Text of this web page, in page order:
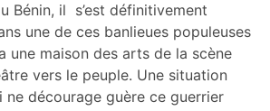
Bénin, il s’est définitivement
une de ces banlieues populeuses
une maison des arts de la scène
vers le peuple. Une situation
décourage guère ce guerrier